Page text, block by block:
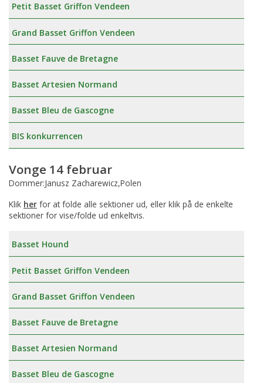
Petit Basset Griffon Vendeen
Grand Basset Griffon Vendeen
Basset Fauve de Bretagne
Basset Artesien Normand
Basset Bleu de Gascogne
BIS konkurrencen
Vonge 14 februar
Dommer:Janusz Zacharewicz,Polen
Klik her for at folde alle sektioner ud, eller klik på de enkelte
sektioner for vise/folde ud enkeltvis.
Basset Hound
Petit Basset Griffon Vendeen
Grand Basset Griffon Vendeen
Basset Fauve de Bretagne
Basset Artesien Normand
Basset Bleu de Gascogne